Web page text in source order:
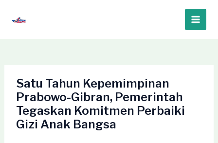
Main
Satu Tahun Kepemimpinan
Prabowo-Gibran, Pemerintah
Tegaskan Komitmen Perbaiki
Gizi Anak Bangsa